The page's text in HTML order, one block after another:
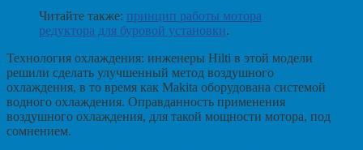
Читайте также: принцип работы мотора
редуктора для буровой установки.
Технология охлаждения: инженеры Hilti в этой модели
решили сделать улучшенный метод воздушного
охлаждения, в то время как Makita оборудована системой
водного охлаждения. Оправданность применения
воздушного охлаждения, для такой мощности мотора, под
сомнением.